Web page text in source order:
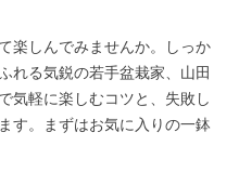
楽しんでみませんか。しっか
れる気鋭の若手盆栽家、山田
気軽に楽しむコツと、失敗し
す。まずはお気に入りの一鉢